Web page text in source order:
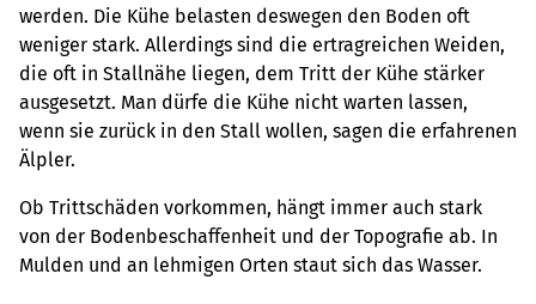
werden. Die Kühe belasten deswegen den Boden oft
weniger stark. Allerdings sind die ertragreichen Weiden,
die oft in Stallnähe liegen, dem Tritt der Kühe stärker
ausgesetzt. Man dürfe die Kühe nicht warten lassen,
wenn sie zurück in den Stall wollen, sagen die erfahrenen
Älpler.
Ob Trittschäden vorkommen, hängt immer auch stark
von der Bodenbeschaffenheit und der Topografie ab. In
Mulden und an lehmigen Orten staut sich das Wasser.